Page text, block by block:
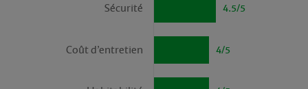
4.5/5
Sécurité
4/5
Coût d’entretien